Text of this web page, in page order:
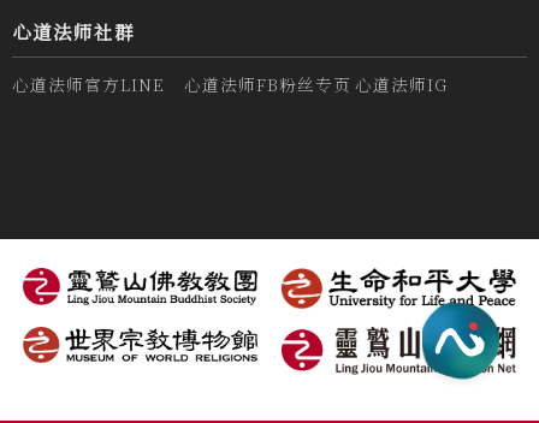
心道法师社群
心道法师官方LINE 心道法师FB粉丝专页 心道法师IG